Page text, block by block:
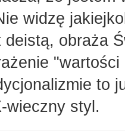
widzę
deistą, obraża
to
wieczny styl.